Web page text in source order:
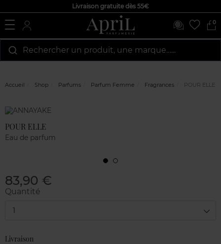
Livraison gratuite dès 55€
0
Rechercher un produit, une marque…...
Accueil Shop Parfums Parfum Femme Fragrances POUR ELLE
Marque
POUR ELLE
Eau de parfum
83,90 €
Quantité
1
Livraison